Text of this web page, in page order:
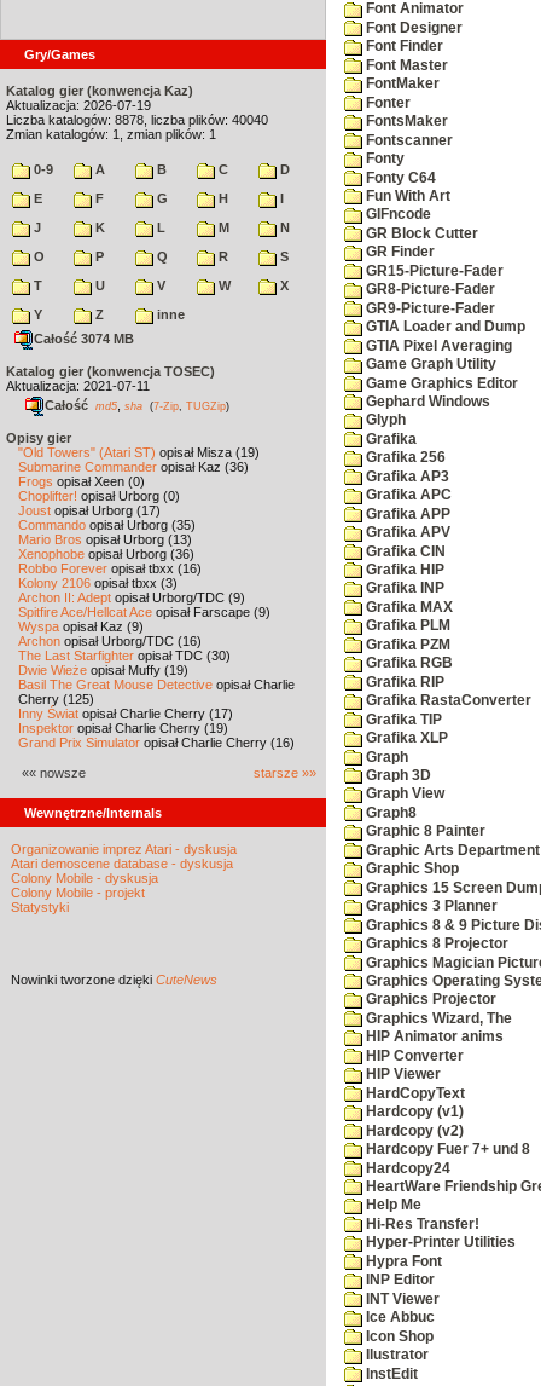
Gry/Games
Katalog gier (konwencja Kaz)
Aktualizacja: 2026-07-19
Liczba katalogów: 8878, liczba plików: 40040
Zmian katalogów: 1, zmian plików: 1
0-9 A B C
D
E
F G H
I
J
K L M
N
O
P Q R
S
T
U V W
X
Y
Z
inne
Całość 3074 MB
Katalog gier (konwencja TOSEC)
Aktualizacja: 2021-07-11
Całość md5 sha (7-Zip TUGZip)
Opisy gier
"Old Towers" (Atari ST) opisał Misza (19)
Submarine Commander opisał Kaz (36)
Frogs opisał Xeen (0)
Choplifter! opisał Urborg (0)
Joust opisał Urborg (17)
Commando opisał Urborg (35)
Mario Bros opisał Urborg (13)
Xenophobe opisał Urborg (36)
Robbo Forever opisał tbxx (16)
Kolony 2106 opisał tbxx (3)
Archon II: Adept opisał Urborg/TDC (9)
Spitfire Ace/Hellcat Ace opisał Farscape (9)
Wyspa opisał Kaz (9)
Archon opisał Urborg/TDC (16)
The Last Starfighter opisał TDC (30)
Dwie Wieże opisał Muffy (19)
Basil The Great Mouse Detective opisał Charlie
Cherry (125)
Inny Świat opisał Charlie Cherry (17)
Inspektor opisał Charlie Cherry (19)
Grand Prix Simulator opisał Charlie Cherry (16)
«« nowsze starsze »»
Wewnętrzne/Internals
Organizowanie imprez Atari - dyskusja
Atari demoscene database - dyskusja
Colony Mobile - dyskusja
Colony Mobile - projekt
Statystyki
Nowinki tworzone dzięki CuteNews
Font Animator
Font Designer
Font Finder
Font Master
FontMaker
Fonter
FontsMaker
Fontscanner
Fonty
Fonty C64
Fun With Art
GIFncode
GR Block Cutter
GR Finder
GR15-Picture-Fader
GR8-Picture-Fader
GR9-Picture-Fader
GTIA Loader and Dump
GTIA Pixel Averaging
Game Graph Utility
Game Graphics Editor
Gephard Windows
Glyph
Grafika
Grafika 256
Grafika AP3
Grafika APC
Grafika APP
Grafika APV
Grafika CIN
Grafika HIP
Grafika INP
Grafika MAX
Grafika PLM
Grafika PZM
Grafika RGB
Grafika RIP
Grafika RastaConverter
Grafika TIP
Grafika XLP
Graph
Graph 3D
Graph View
Graph8
Graphic 8 Painter
Graphic Arts Department
Graphic Shop
Graphics 15 Screen
Graphics 3 Planner
Graphics 8 & 9 Picture
Graphics 8 Projector
Graphics Magician
Graphics Operating
Graphics Projector
Graphics Wizard, The
HIP Animator anims
HIP Converter
HIP Viewer
HardCopyText
Hardcopy (v1)
Hardcopy (v2)
Hardcopy Fuer 7+ und 8
Hardcopy24
HeartWare Friendship
Help Me
Hi-Res Transfer!
Hyper-Printer Utilities
Hypra Font
INP Editor
INT Viewer
Ice Abbuc
Icon Shop
Ilustrator
InstEdit